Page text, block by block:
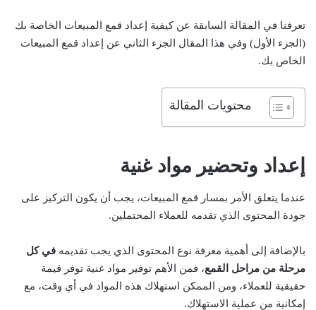
تعرفنا في المقالة السابقة عن كيفية إعداد قمع المبيعات الخاصة بك
(الجزء الأول) وفي هذا المقال الجزء الثاني عن إعداد قمع المبيعات
الخاص بك.
محتويات المقالة
إعداد وتحضير مواد غنية
عندما يتعلق الأمر بمسار قمع المبيعات، يجب أن يكون التركيز على
جودة المحتوى الذي تقدمه للعملاء المحتملين.
بالإضافة إلى أهمية معرفة نوع المحتوى الذي يجب تقديمه في كل
مرحلة من مراحل القمع، فمن الأهم توفير مواد غنية توفر قيمة
حقيقية للعملاء، ومن الممكن استهلاك هذه المواد في أي وقت، مع
إمكانية من عملية الاستهلاك.